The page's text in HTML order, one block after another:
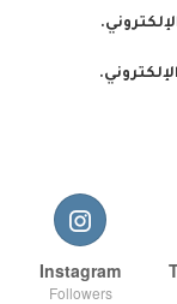
Instagram
Followers